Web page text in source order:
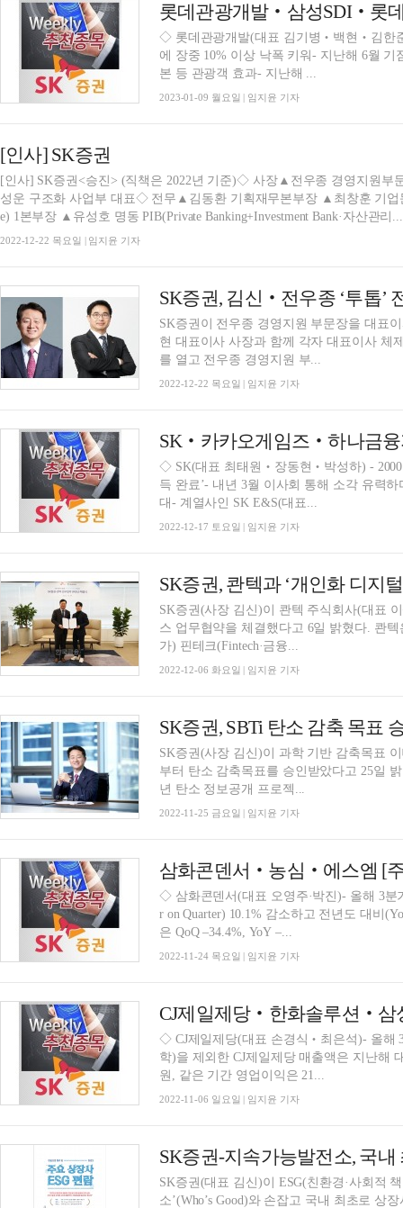
롯데관광개발‧삼성SDI‧롯
◇ 롯데관광개발(대표 김기병‧백현‧김한
에 장중 10% 이상 낙폭 키워- 지난해 6월
본 등 관광객 효과- 지난해 ...
2023-01-09 월요일 | 임지윤 기자
[인사] SK증권
[인사] SK증권<승진> (직책은 2022년 기준)◇ 사장▲전우종 경영지원
성운 구조화 사업부 대표◇ 전무▲김동환 기획재무본부장 ▲최창훈 기
e) 1본부장 ▲유성호 명동 PIB(Private Banking+Investment Bank·자산관리...
2022-12-22 목요일 | 임지윤 기자
SK증권이 전우종 경영지원 부문장을 대표
현 대표이사 사장과 함께 각자 대표이사 체
를 열고 전우종 경영지원 부...
2022-12-22 목요일 | 임지윤 기자
SK‧카카오게임즈‧하나금융
◇ SK(대표 최태원‧장동현‧박성하) -
득 완료’- 내년 3월 이사회 통해 소각 유력
대- 계열사인 SK E&S(대표...
2022-12-17 토요일 | 임지윤 기자
SK증권, 콴텍과 ‘개인화 디지
SK증권(사장 김신)이 콴텍 주식회사(대표
스 업무협약을 체결했다고 6일 밝혔다. 콴
가) 핀테크(Fintech·금융...
2022-12-06 화요일 | 임지윤 기자
SK증권, SBTi 탄소 감축 목표
SK증권(사장 김신)이 과학 기반 감축목표 이
부터 탄소 감축목표를 승인받았다고 25일
년 탄소 정보공개 프로젝...
2022-11-25 금요일 | 임지윤 기자
삼화콘덴서‧농심‧에스엠 [
◇ 삼화콘덴서(대표 오영주·박진)- 올해 3분
r on Quarter) 10.1% 감소하고 전년도 대비
은 QoQ –34.4%, YoY –...
2022-11-24 목요일 | 임지윤 기자
CJ제일제당‧한화솔루션‧삼
◇ CJ제일제당(대표 손경식‧최은석)- 올해
학)을 제외한 CJ제일제당 매출액은 지난해
원, 같은 기간 영업이익은 21...
2022-11-06 일요일 | 임지윤 기자
SK증권-지속가능발전소, 국내
SK증권(대표 김신)이 ESG(친환경·사회적
소’(Who’s Good)와 손잡고 국내 최초로 상